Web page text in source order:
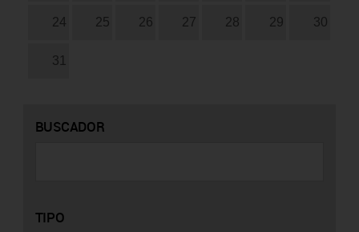
24 25 26 27 28 29 30
31
BUSCADOR
TIPO